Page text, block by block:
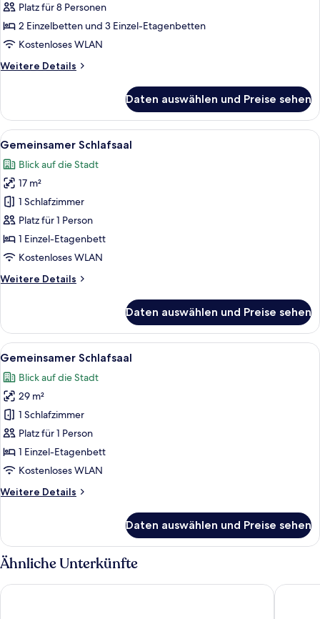
Platz für 8 Personen
2 Einzelbetten und 3 Einzel-Etagenbetten
Kostenloses WLAN
Weitere Details
Weitere
Daten auswählen und Preise sehen
Alle
Fotos
für
Gemeinsamer
Schlafsaal
anzeigen
Zimmersafe, Schreibtisch,
5
Gemeinsamer Schlafsaal
Blick auf die Stadt
17 m²
1 Schlafzimmer
Platz für 1 Person
1 Einzel-Etagenbett
Kostenloses WLAN
Weitere Details
Weitere
Schlafsaal
Daten auswählen und Preise sehen
Alle
Fotos
für
Gemeinsamer
Schlafsaal
anzeigen
Zimmersafe, Schreibtisch,
4
Gemeinsamer Schlafsaal
Blick auf die Stadt
29 m²
1 Schlafzimmer
Platz für 1 Person
1 Einzel-Etagenbett
Kostenloses WLAN
Weitere Details
Weitere
Schlafsaal
Daten auswählen und Preise sehen
Ähnliche Unterkünfte
Premier Inn Stuttgart City Europaviertel Hotel